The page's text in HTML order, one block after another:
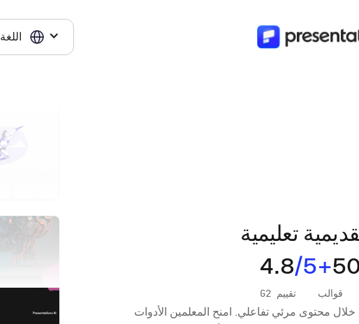
اللغة
تعليمية
+
قوالب
4.8/5
تقييم G2
محتوى مرئي تفاعلي. امنح المعلمين الأدوات